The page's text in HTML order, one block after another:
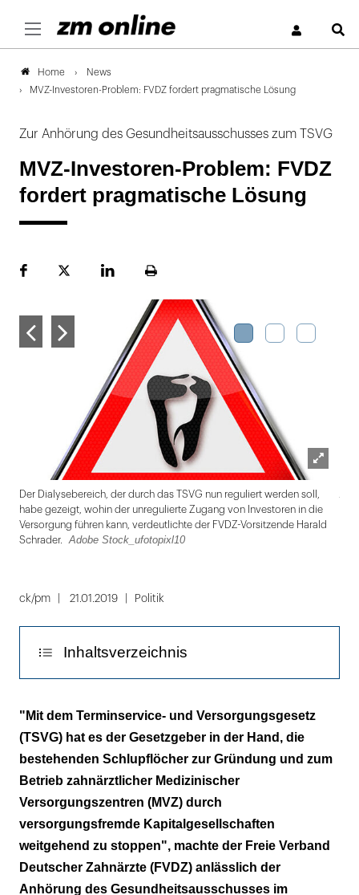
Home
News
MVZ-Investoren-Problem: FVDZ fordert pragmatische Lösung
Zur Anhörung des Gesundheitsausschusses zum TSVG
MVZ-Investoren-Problem: FVDZ
fordert pragmatische Lösung
FacebookPlattformLinekdInSeite
Lightbox
öffnen
Der Dialysebereich, der durch das TSVG nun reguliert werden soll,
habe gezeigt, wohin der unregulierte Zugang von Investoren in die
Versorgung führen kann, verdeutlichte der FVDZ-Vorsitzende Harald
Schrader.
Adobe Stock_ufotopixl10
1
ck/pm 21.01.2019 Politik
Inhaltsverzeichnis
"Ein Unding, sollte der Gesetzgeber die
gleichen Fehlentwicklungen in der
zahnmedizinischen Versorgung zulassen!"
"Mit dem Terminservice- und Versorgungsgesetz
(TSVG) hat es der Gesetzgeber in der Hand, die
bestehenden Schlupflöcher zur Gründung und zum
Betrieb zahnärztlicher Medizinischer
Versorgungszentren (MVZ) durch
versorgungsfremde Kapitalgesellschaften
weitgehend zu stoppen", machte der Freie Verband
Deutscher Zahnärzte (FVDZ) anlässlich der
Anhörung des Gesundheitsausschusses im